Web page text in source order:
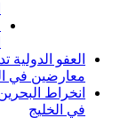
العفو
معارضين في
انخراط
في الخليج